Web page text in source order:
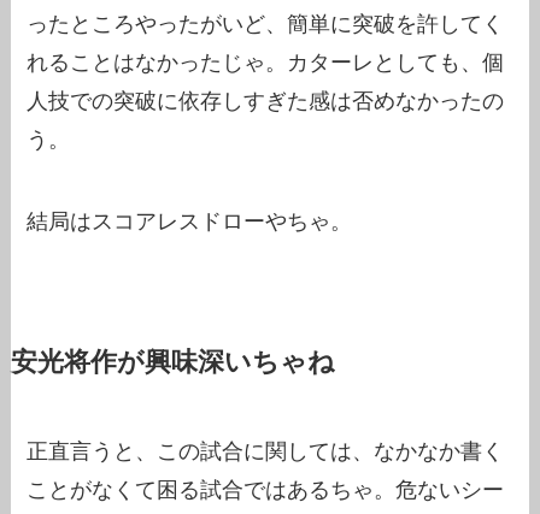
ったところやったがいど、簡単に突破を許してく
れることはなかったじゃ。カターレとしても、個
人技での突破に依存しすぎた感は否めなかったの
う。
結局はスコアレスドローやちゃ。
安光将作が興味深いちゃね
正直言うと、この試合に関しては、なかなか書く
ことがなくて困る試合ではあるちゃ。危ないシー